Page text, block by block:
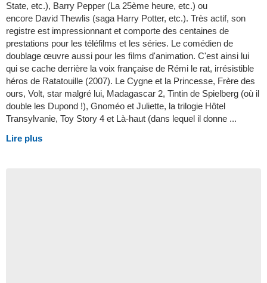
State, etc.), Barry Pepper (La 25ème heure, etc.) ou
encore David Thewlis (saga Harry Potter, etc.). Très actif, son
registre est impressionnant et comporte des centaines de
prestations pour les téléfilms et les séries. Le comédien de
doublage œuvre aussi pour les films d'animation. C'est ainsi lui
qui se cache derrière la voix française de Rémi le rat, irrésistible
héros de Ratatouille (2007). Le Cygne et la Princesse, Frère des
ours, Volt, star malgré lui, Madagascar 2, Tintin de Spielberg (où il
double les Dupond !), Gnoméo et Juliette, la trilogie Hôtel
Transylvanie, Toy Story 4 et Là-haut (dans lequel il donne ...
Lire plus